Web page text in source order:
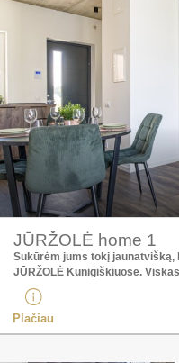
JŪRŽOLĖ home 1
Sukūrėm jums tokį
JŪRŽOLĖ Kunigiškiuose.
Plačiau